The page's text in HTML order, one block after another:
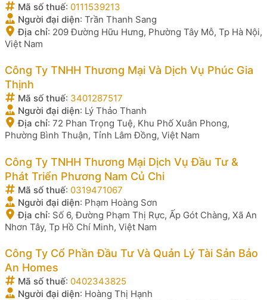
Mã số thuế: 0111539213
Người đại diện: Trần Thanh Sang
Địa chỉ: 209 Đường Hữu Hưng, Phường Tây Mỗ, Tp Hà Nội,
Việt Nam
Công Ty TNHH Thương Mại Và Dịch Vụ Phúc Gia
Thịnh
Mã số thuế: 3401287517
Người đại diện: Lý Thảo Thanh
Địa chỉ: 72 Phan Trọng Tuệ, Khu Phố Xuân Phong,
Phường Bình Thuận, Tỉnh Lâm Đồng, Việt Nam
Công Ty TNHH Thương Mại Dịch Vụ Đầu Tư &
Phát Triển Phương Nam Củ Chi
Mã số thuế: 0319471067
Người đại diện: Phạm Hoàng Sơn
Địa chỉ: Số 6, Đường Phạm Thị Rực, Ấp Gót Chàng, Xã An
Nhơn Tây, Tp Hồ Chí Minh, Việt Nam
Công Ty Cổ Phần Đầu Tư Và Quản Lý Tài Sản Bảo
An Homes
Mã số thuế: 0402343825
Người đại diện: Hoàng Thị Hạnh